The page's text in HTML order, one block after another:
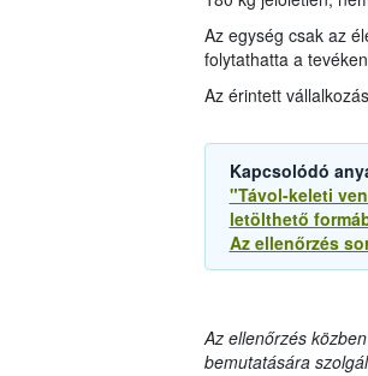
Az egység csak az
folytathatta a
Az érintett
Kapcsolódó
"Távol-keleti
letölthető
Az ellenőrzés
Az ellenőrzés
bemutatására